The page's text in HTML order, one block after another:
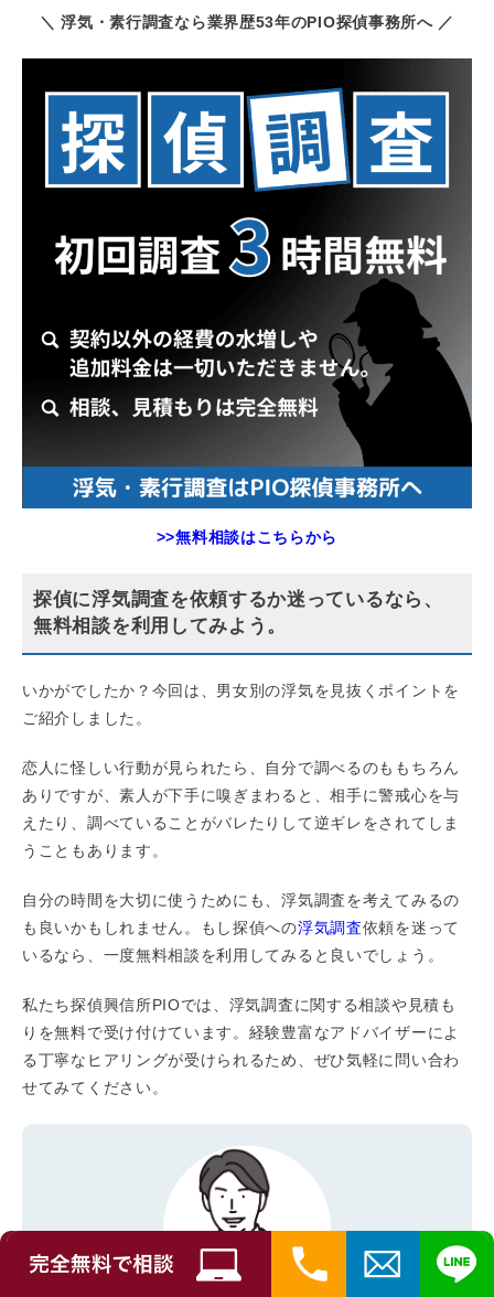
＼ 浮気・素行調査なら業界歴53年のPIO探偵事務所へ ／
>>無料相談はこちらから
探偵に浮気調査を依頼するか迷っているなら、
無料相談を利用してみよう。
いかがでしたか？今回は、男女別の浮気を見抜くポイントを
ご紹介しました。
恋人に怪しい行動が見られたら、自分で調べるのももちろん
ありですが、素人が下手に嗅ぎまわると、相手に警戒心を与
えたり、調べていることがバレたりして逆ギレをされてしま
うこともあります。
自分の時間を大切に使うためにも、浮気調査を考えてみるの
も良いかもしれません。もし探偵への浮気調査依頼を迷って
いるなら、一度無料相談を利用してみると良いでしょう。
私たち探偵興信所PIOでは、浮気調査に関する相談や見積も
りを無料で受け付けています。経験豊富なアドバイザーによ
る丁寧なヒアリングが受けられるため、ぜひ気軽に問い合わ
せてみてください。